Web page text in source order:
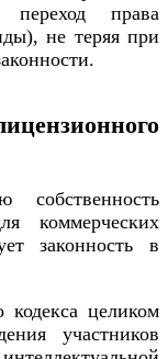
права
не теряя при
собственность
коммерческих
законность в
кодекса целиком
участников